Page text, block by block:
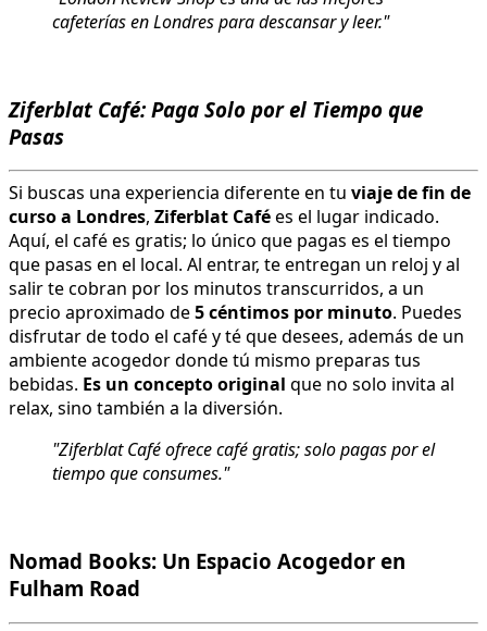
cafeterías en Londres para descansar y leer."
Ziferblat Café: Paga Solo por el Tiempo que
Pasas
Si buscas una experiencia diferente en tu viaje de fin de
curso a Londres, Ziferblat Cafées el lugar indicado.
Aquí, el café es gratis; lo único que pagas es el tiempo
que pasas en el local. Al entrar, te entregan un reloj y al
salir te cobran por los minutos transcurridos, a un
precio aproximado de5 céntimos por minuto. Puedes
disfrutar de todo el café y té que desees, además de un
ambiente acogedor donde tú mismo preparas tus
bebidas. Es un concepto original que no solo invita al
relax, sino también a la diversión.
"Ziferblat Café ofrece café gratis; solo pagas por el
tiempo que consumes."
Nomad Books: Un Espacio Acogedor en
Fulham Road